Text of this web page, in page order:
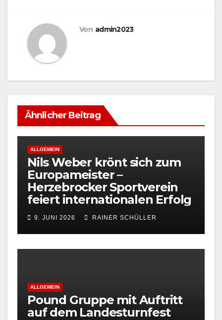
Von admin2023
Ähnlicher Beitrag
ALLGEMEIN
Nils Weber krönt sich zum
Europameister –
Herzebrocker Sportverein
feiert internationalen Erfolg
9. JUNI 2026 RAINER SCHÜLLER
ALLGEMEIN
Pound Gruppe mit Auftritt
auf dem Landesturnfest